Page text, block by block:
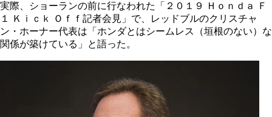
実際、ショーランの前に行なわれた「２０１９ Ｈｏｎｄａ Ｆ
１ Ｋｉｃｋ Ｏｆｆ記者会見」で、レッドブルのクリスチャ
ン・ホーナー代表は「ホンダとはシームレス（垣根のない）な
関係が築けている」と語った。